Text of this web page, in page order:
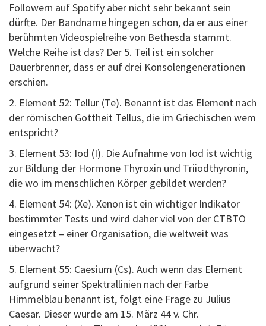
Followern auf Spotify aber nicht sehr bekannt sein
dürfte. Der Bandname hingegen schon, da er aus einer
berühmten Videospielreihe von Bethesda stammt.
Welche Reihe ist das? Der 5. Teil ist ein solcher
Dauerbrenner, dass er auf drei Konsolengenerationen
erschien.
2. Element 52: Tellur (Te). Benannt ist das Element nach
der römischen Gottheit Tellus, die im Griechischen wem
entspricht?
3. Element 53: Iod (I). Die Aufnahme von Iod ist wichtig
zur Bildung der Hormone Thyroxin und Triiodthyronin,
die wo im menschlichen Körper gebildet werden?
4. Element 54: (Xe). Xenon ist ein wichtiger Indikator
bestimmter Tests und wird daher viel von der CTBTO
eingesetzt – einer Organisation, die weltweit was
überwacht?
5. Element 55: Caesium (Cs). Auch wenn das Element
aufgrund seiner Spektrallinien nach der Farbe
Himmelblau benannt ist, folgt eine Frage zu Julius
Caesar. Dieser wurde am 15. März 44 v. Chr.